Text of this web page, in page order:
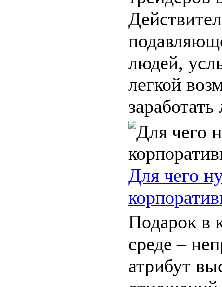
людей,
легкой
Для чего
Подарок в
среде –
атрибут